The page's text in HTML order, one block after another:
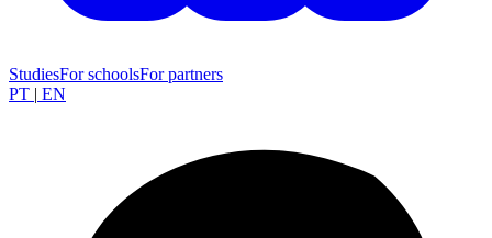
StudiesFor schoolsFor partners
PT | EN